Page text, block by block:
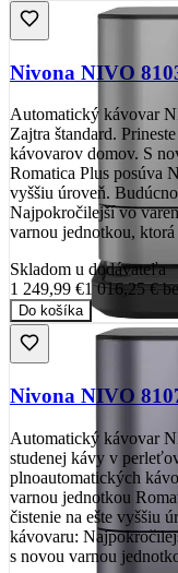
Nivona NIVO
Automatický kávovar
Zajtra štandard.
kávovarov domov. S
Romatica Plus posúva
vyššiu úroveň.
Najpokročilejší vo
varnou jednotkou,
Skladom u dodávateľa
1 249,99 €1 016,25 €
Do košíka
Nivona NIVO
Automatický kávovar
studenej kávy v
plnoautomatických
varnou jednotkou
čistenie na ešte vyššiu
kávovaru:
s novou varnou